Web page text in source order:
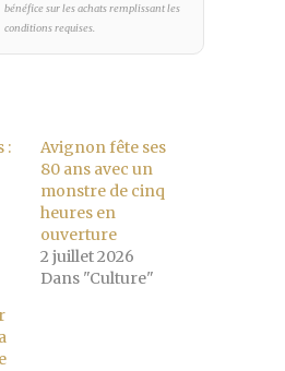
bénéfice sur les achats remplissant les
conditions requises.
:
Avignon fête ses
80 ans avec un
monstre de cinq
heures en
ouverture
2 juillet 2026
Dans "Culture"